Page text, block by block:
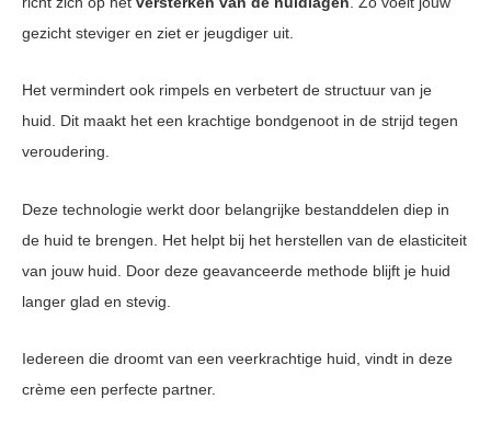
gezicht steviger en ziet er jeugdiger uit.
Het vermindert ook rimpels en verbetert de structuur van je
huid. Dit maakt het een krachtige bondgenoot in de strijd tegen
veroudering.
Deze technologie werkt door belangrijke bestanddelen diep in
de huid te brengen. Het helpt bij het herstellen van de elasticiteit
van jouw huid. Door deze geavanceerde methode blijft je huid
langer glad en stevig.
Iedereen die droomt van een veerkrachtige huid, vindt in deze
crème een perfecte partner.